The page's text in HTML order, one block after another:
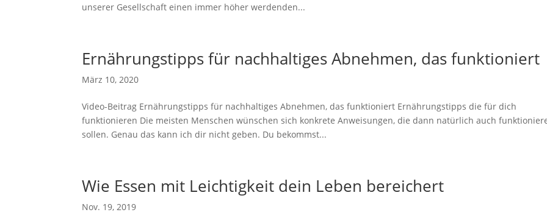
unserer Gesellschaft einen immer höher werdenden...
Ernährungstipps für nachhaltiges Abnehmen, das funktioniert
März 10, 2020
Video-Beitrag Ernährungstipps für nachhaltiges Abnehmen, das funktioniert Ernährungstipps die für dich
funktionieren Die meisten Menschen wünschen sich konkrete Anweisungen, die dann natürlich auch
sollen. Genau das kann ich dir nicht geben. Du bekommst...
Wie Essen mit Leichtigkeit dein Leben bereichert
Nov. 19, 2019